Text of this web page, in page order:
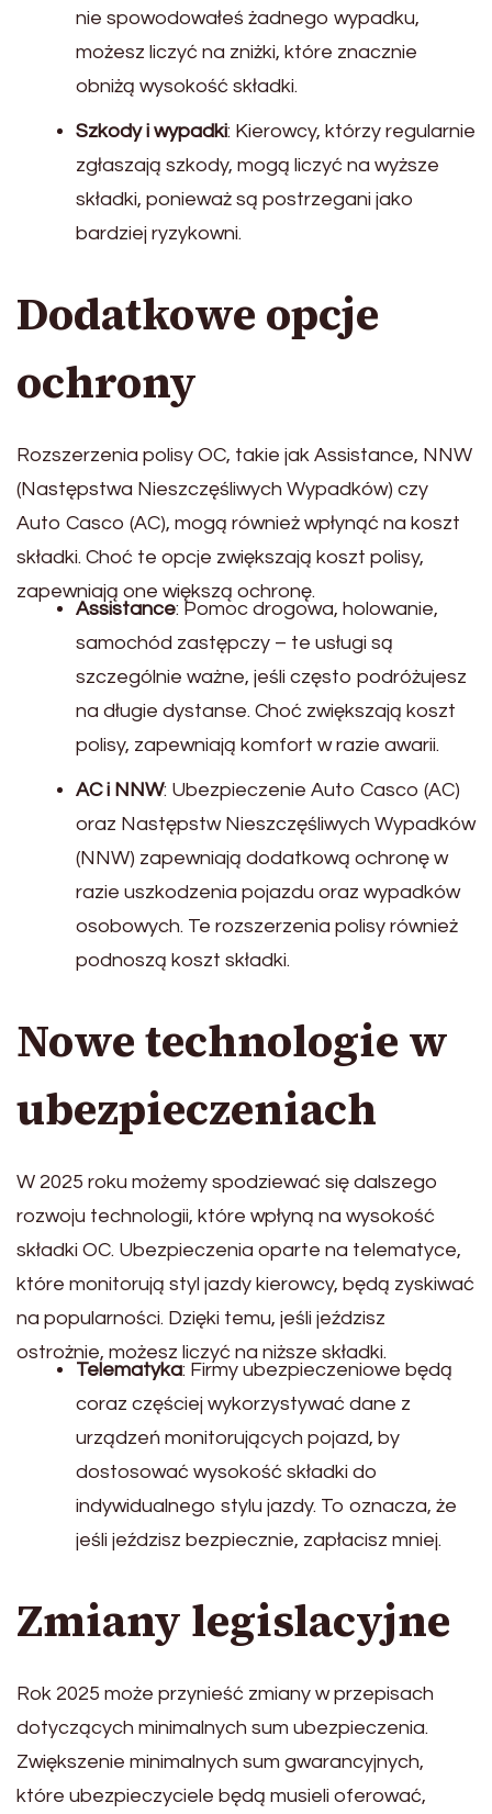
nie spowodowałeś żadnego wypadku,
możesz liczyć na zniżki, które znacznie
obniżą wysokość składki.
Szkody i wypadki: Kierowcy, którzy regularnie
zgłaszają szkody, mogą liczyć na wyższe
składki, ponieważ są postrzegani jako
bardziej ryzykowni.
Dodatkowe opcje
ochrony
Rozszerzenia polisy OC, takie jak Assistance, NNW
(Następstwa Nieszczęśliwych Wypadków) czy
Auto Casco (AC), mogą również wpłynąć na koszt
składki. Choć te opcje zwiększają koszt polisy,
zapewniają one większą ochronę.
Assistance: Pomoc drogowa, holowanie,
samochód zastępczy – te usługi są
szczególnie ważne, jeśli często podróżujesz
na długie dystanse. Choć zwiększają koszt
polisy, zapewniają komfort w razie awarii.
AC i NNW: Ubezpieczenie Auto Casco (AC)
oraz Następstw Nieszczęśliwych Wypadków
(NNW) zapewniają dodatkową ochronę w
razie uszkodzenia pojazdu oraz wypadków
osobowych. Te rozszerzenia polisy również
podnoszą koszt składki.
Nowe technologie w
ubezpieczeniach
W 2025 roku możemy spodziewać się dalszego
rozwoju technologii, które wpłyną na wysokość
składki OC. Ubezpieczenia oparte na telematyce,
które monitorują styl jazdy kierowcy, będą zyskiwać
na popularności. Dzięki temu, jeśli jeździsz
ostrożnie, możesz liczyć na niższe składki.
Telematyka: Firmy ubezpieczeniowe będą
coraz częściej wykorzystywać dane z
urządzeń monitorujących pojazd, by
dostosować wysokość składki do
indywidualnego stylu jazdy. To oznacza, że
jeśli jeździsz bezpiecznie, zapłacisz mniej.
Zmiany legislacyjne
Rok 2025 może przynieść zmiany w przepisach
dotyczących minimalnych sum ubezpieczenia.
Zwiększenie minimalnych sum gwarancyjnych,
które ubezpieczyciele będą musieli oferować,